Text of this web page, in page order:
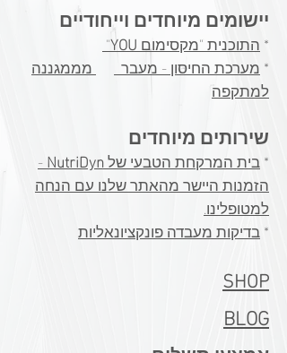
יישומים מיוחדים וייחודיים
*התוכנית "מקסימוםYOU
"
*מערכת החיסון - מעבר
מממגננה
למתקפה​
שירותים מיוחדים
*בית המרקחת הטבעי שלNutriDyn
-
הזמנות היישר מהאתר שלנו עם הנחה
למטופלינו.
​*בדיקות מעבדה פונקציונאליות
SHOP
BLOG